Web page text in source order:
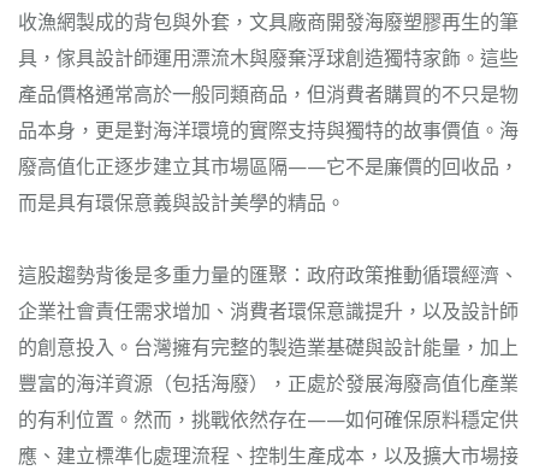
收漁網製成的背包與外套，文具廠商開發海廢塑膠再生的筆
具，傢具設計師運用漂流木與廢棄浮球創造獨特家飾。這些
產品價格通常高於一般同類商品，但消費者購買的不只是物
品本身，更是對海洋環境的實際支持與獨特的故事價值。海
廢高值化正逐步建立其市場區隔——它不是廉價的回收品，
而是具有環保意義與設計美學的精品。
這股趨勢背後是多重力量的匯聚：政府政策推動循環經濟、
企業社會責任需求增加、消費者環保意識提升，以及設計師
的創意投入。台灣擁有完整的製造業基礎與設計能量，加上
豐富的海洋資源（包括海廢），正處於發展海廢高值化產業
的有利位置。然而，挑戰依然存在——如何確保原料穩定供
應、建立標準化處理流程、控制生產成本，以及擴大市場接